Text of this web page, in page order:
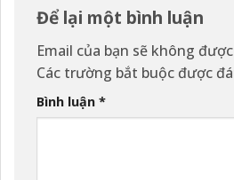
Để lại một bình luận
Email của bạn sẽ không
Các trường bắt buộc được
Bình luận *